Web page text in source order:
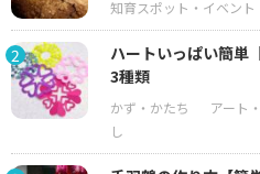
2
ハートいっぱい簡単
3種類